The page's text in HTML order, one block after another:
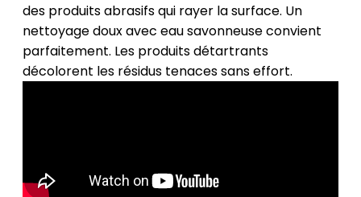
des produits abrasifs qui rayer la surface. Un
nettoyage doux avec eau savonneuse convient
parfaitement. Les produits détartrants
décolorent les résidus tenaces sans effort.